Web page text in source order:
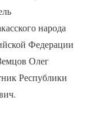
народа
Федерации
Олег
Республики